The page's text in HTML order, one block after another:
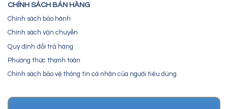
CHÍNH SÁCH BÁN HÀNG
Chính sách bảo hành
Chính sách vận chuyển
Quy định đổi trả hàng
Phương thức thanh toán
Chính sách bảo vệ thông tin cá nhân của người tiêu dùng